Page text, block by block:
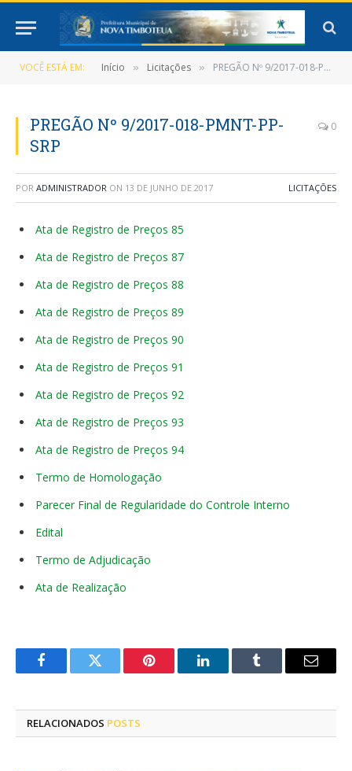
VOCÊ ESTÁ EM: Início » Licitações » PREGÃO Nº 9/2017-018-PMNT-PP-SRP
PREGÃO Nº 9/2017-018-PMNT-PP-
SRP
0
POR ADMINISTRADOR ON 13 DE JUNHO DE 2017 LICITAÇÕES
Ata de Registro de Preços 85
Ata de Registro de Preços 87
Ata de Registro de Preços 88
Ata de Registro de Preços 89
Ata de Registro de Preços 90
Ata de Registro de Preços 91
Ata de Registro de Preços 92
Ata de Registro de Preços 93
Ata de Registro de Preços 94
Termo de Homologação
Parecer Final de Regularidade do Controle Interno
Edital
Termo de Adjudicação
Ata de Realização
FacebookTwitter Pinterest LinkedInTumblr
E-
RELACIONADOS POSTS